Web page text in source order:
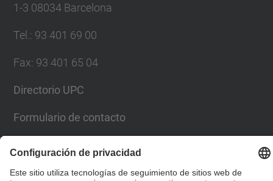
1-3 08034 Barcelona
Tel. : 93 401 69 00
Fax: 93 401 65 04
Directorio UPC
Formulario de contacto